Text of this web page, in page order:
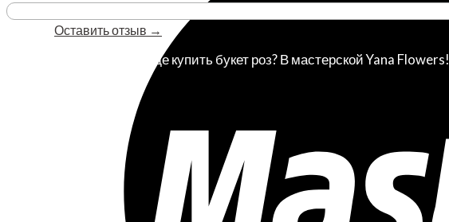
Оставить отзыв →
Букет роз СПб. Ищешь где купить букет роз? В мастерской Yana Flowers!